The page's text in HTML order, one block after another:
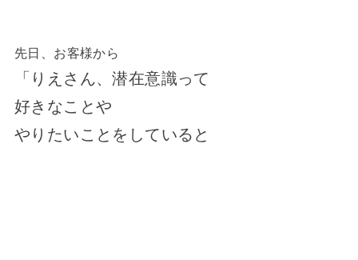
先日、お客様から
「りえさん、潜在意識って
好きなことや
やりたいことをしていると